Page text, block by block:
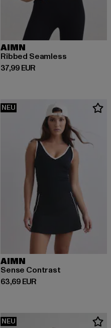
AIMN
Ribbed Seamless
37,99 EUR
Derzeitiger Preis: 37,99 EUR
NEU
AIMN
Sense Contrast
63,69 EUR
Derzeitiger Preis: 63,69 EUR
NEU